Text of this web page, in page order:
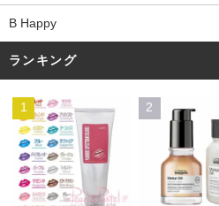
B Happy
ランキング
1 2